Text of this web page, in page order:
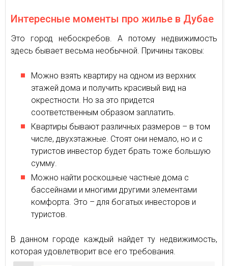
Интересные моменты про жилье в Дубае
Это город небоскребов. А потому недвижимость
здесь бывает весьма необычной. Причины таковы:
Можно взять квартиру на одном из верхних
этажей дома и получить красивый вид на
окрестности. Но за это придется
соответственным образом заплатить.
Квартиры бывают различных размеров – в том
числе, двухэтажные. Стоят они немало, но и с
туристов инвестор будет брать тоже большую
сумму.
Можно найти роскошные частные дома с
бассейнами и многими другими элементами
комфорта. Это – для богатых инвесторов и
туристов.
В данном городе каждый найдет ту недвижимость,
которая удовлетворит все его требования.